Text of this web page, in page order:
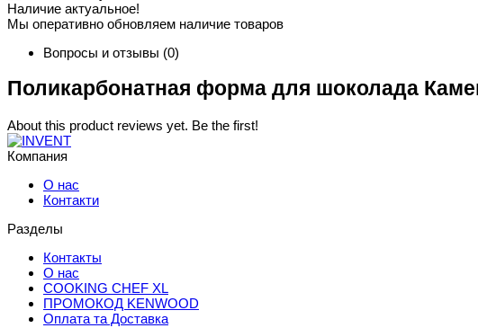
Наличие актуальное!
Мы оперативно обновляем наличие товаров
Вопросы и отзывы (0)
Поликарбонатная форма для шоколада
About this product reviews yet. Be the first!
Компания
О нас
Контакти
Разделы
Контакты
О нас
COOKING CHEF XL
ПРОМОКОД KENWOOD
Оплата та Доставка